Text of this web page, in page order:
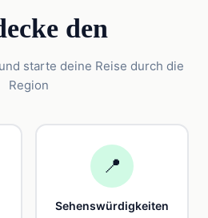
den
starte deine Reise durch die
Region
📍
Sehenswürdigkeiten